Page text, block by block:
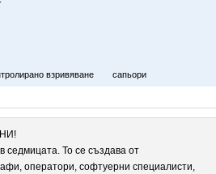
взривяване сапьори
седмицата. То се създава от
оператори, софтуерни специалисти,